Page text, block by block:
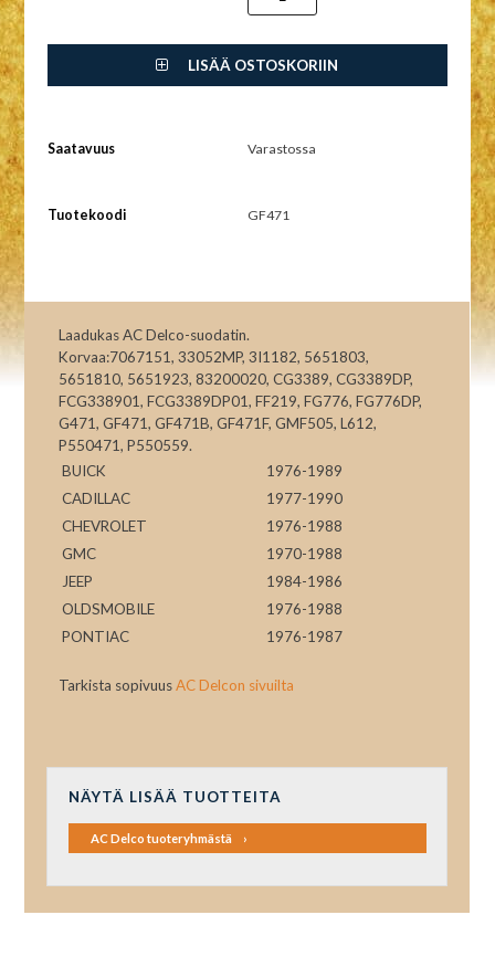
LISÄÄ OSTOSKORIIN
Saatavuus Varastossa
Tuotekoodi GF471
Laadukas AC Delco-suodatin.
Korvaa:7067151, 33052MP, 3I1182, 5651803,
5651810, 5651923, 83200020, CG3389, CG3389DP,
FCG338901, FCG3389DP01, FF219, FG776, FG776DP,
G471, GF471, GF471B, GF471F, GMF505, L612,
P550471, P550559.
BUICK
1976-1989
CADILLAC
1977-1990
CHEVROLET
1976-1988
GMC
1970-1988
JEEP
1984-1986
OLDSMOBILE
1976-1988
PONTIAC
1976-1987
Tarkista sopivuusAC Delcon sivuilta
NÄYTÄ LISÄÄ TUOTTEITA
AC Delco tuoteryhmästä